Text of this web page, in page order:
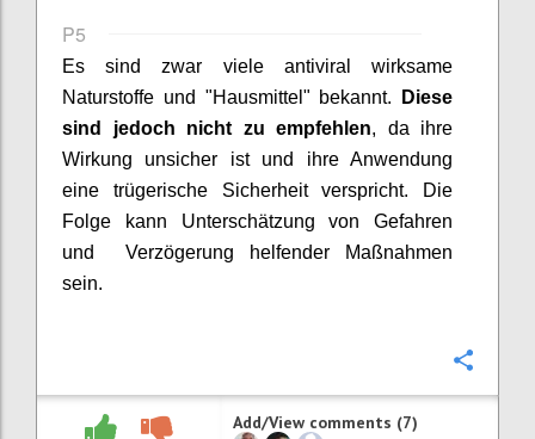
P5
Es sind zwar viele antiviral wirksame
Naturstoffe und "Hausmittel" bekannt.
Diese
sind jedoch nicht zu empfehlen, da ihre
Wirkung unsicher ist und ihre Anwendung
eine trügerische Sicherheit verspricht. Die
Folge kann Unterschätzung von Gefahren
und Verzögerung helfender Maßnahmen
sein.
Add/View comments (7)